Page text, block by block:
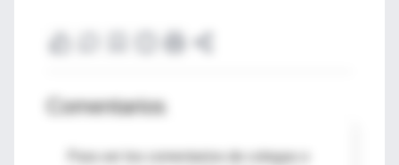
Comentarios
Para ver los comentarios de colegas o